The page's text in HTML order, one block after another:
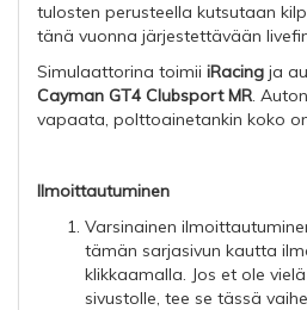
tulosten perusteella kutsutaan
tänä vuonna järjestettävään
Simulaattorina toimii iRacing ja
Cayman GT4 Clubsport MR.
vapaata, polttoainetankin koko
Ilmoittautuminen
Varsinainen
tämän sarjasivun kautta
klikkaamalla. Jos et ole
sivustolle, tee se tässä